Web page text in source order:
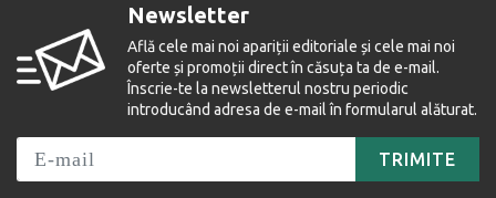
Newsletter
Află cele mai noi apariții editoriale și cele mai noi
oferte și promoții direct în căsuța ta de e-mail.
Înscrie-te la newsletterul nostru periodic
introducând adresa de e-mail în formularul alăturat.
TRIMITE